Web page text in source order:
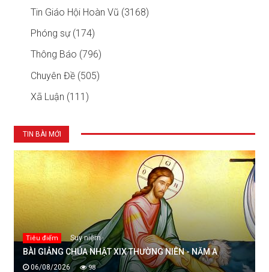
Tin Giáo Hội Hoàn Vũ (3168)
Phóng sự (174)
Thông Báo (796)
Chuyên Đề (505)
Xã Luận (111)
TIN BÀI MỚI
Tiêu điểm Suy niệm
BÀI GIẢNG CHÚA NHẬT XIX THƯỜNG NIÊN - NĂM A
06/08/2026 98